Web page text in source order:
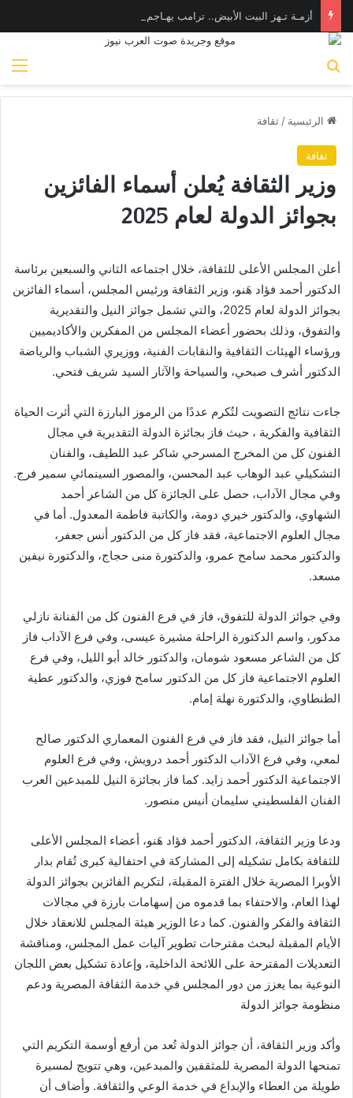
الرئيسية / ثقافة
ثقافة
وزير الثقافة يُعلن أسماء الفائزين
بجوائز الدولة لعام 2025
أعلن المجلس الأعلى للثقافة، خلال اجتماعه الثاني والسبعين برئاسة
الدكتور أحمد فؤاد هَنو، وزير الثقافة ورئيس المجلس، أسماء الفائزين
بجوائز الدولة لعام 2025، والتي تشمل جوائز النيل والتقديرية
والتفوق، وذلك بحضور أعضاء المجلس من المفكرين والأكاديميين
ورؤساء الهيئات الثقافية والنقابات الفنية، ووزيري الشباب والرياضة
الدكتور أشرف صبحي، والسياحة والآثار السيد شريف فتحي.
جاءت نتائج التصويت لتُكرم عددًا من الرموز البارزة التي أثرت الحياة
الثقافية والفكرية ، حيث فاز بجائزة الدولة التقديرية في مجال
الفنون كل من المخرج المسرحي شاكر عبد اللطيف، والفنان
التشكيلي عبد الوهاب عبد المحسن، والمصور السينمائي سمير فرج.
وفي مجال الآداب، حصل على الجائزة كل من الشاعر أحمد
الشهاوي، والدكتور خيري دومة، والكاتبة فاطمة المعدول. أما في
مجال العلوم الاجتماعية، فقد فاز كل من الدكتور أنس جعفر،
والدكتور محمد سامح عمرو، والدكتورة منى حجاج، والدكتورة نيفين
مسعد.
وفي جوائز الدولة للتفوق، فاز في فرع الفنون كل من الفنانة نازلي
مدكور، واسم الدكتورة الراحلة مشيرة عيسى، وفي فرع الآداب فاز
كل من الشاعر مسعود شومان، والدكتور خالد أبو الليل، وفي فرع
العلوم الاجتماعية فاز كل من الدكتور سامح فوزي، والدكتور عطية
الطنطاوي، والدكتورة نهلة إمام.
أما جوائز النيل، فقد فاز في فرع الفنون المعماري الدكتور صالح
لمعي، وفي فرع الآداب الدكتور أحمد درويش، وفي فرع العلوم
الاجتماعية الدكتور أحمد زايد. كما فاز بجائزة النيل للمبدعين العرب
الفنان الفلسطيني سليمان أنيس منصور.
ودعا وزير الثقافة، الدكتور أحمد فؤاد هَنو، أعضاء المجلس الأعلى
للثقافة بكامل تشكيله إلى المشاركة في احتفالية كبرى تُقام بدار
الأوبرا المصرية خلال الفترة المقبلة، لتكريم الفائزين بجوائز الدولة
لهذا العام، والاحتفاء بما قدموه من إسهامات بارزة في مجالات
الثقافة والفكر والفنون. كما دعا الوزير هيئة المجلس للانعقاد خلال
الأيام المقبلة لبحث مقترحات تطوير آليات عمل المجلس، ومناقشة
التعديلات المقترحة على اللائحة الداخلية، وإعادة تشكيل بعض اللجان
النوعية بما يعزز من دور المجلس في خدمة الثقافة المصرية ودعم
منظومة جوائز الدولة
وأكد وزير الثقافة، أن جوائز الدولة تُعد من أرفع أوسمة التكريم التي
تمنحها الدولة المصرية للمثقفين والمبدعين، وهي تتويج لمسيرة
طويلة من العطاء والإبداع في خدمة الوعي والثقافة. وأضاف أن